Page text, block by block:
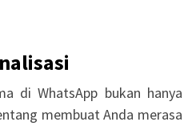
di WhatsApp bukan hanya
membuat Anda merasa